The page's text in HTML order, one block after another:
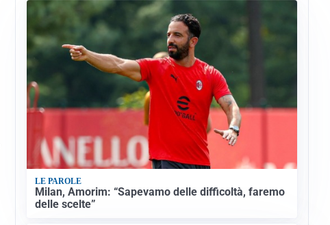
LE PAROLE
Milan, Amorim: “Sapevamo delle difficoltà, faremo
delle scelte”